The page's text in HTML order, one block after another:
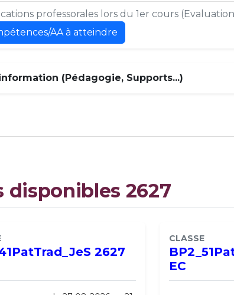
professorales lors du 1er cours
AA à atteindre
(Pédagogie, Supports...)
disponibles 2627
2627
CLASSE
EC